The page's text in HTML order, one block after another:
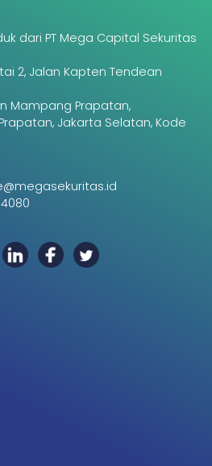
dari PT Mega Capital Sekuritas
2, Jalan Kapten Tendean
Mampang Prapatan,
Jakarta Selatan, Kode